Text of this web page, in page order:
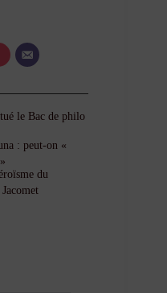
le Bac de philo
: peut-on «
du